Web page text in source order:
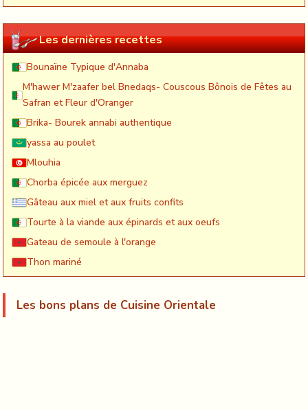
Les dernières recettes
Bounaïne Typique d'Annaba
M'hawer M'zaafer bel Bnedaqs- Couscous Bônois de Fêtes au
Safran et Fleur d'Oranger
Brika- Bourek annabi authentique
yassa au poulet
Mlouhia
Chorba épicée aux merguez
Gâteau aux miel et aux fruits confits
Tourte à la viande aux épinards et aux oeufs
Gateau de semoule à l'orange
Thon mariné
Les bons plans de Cuisine Orientale